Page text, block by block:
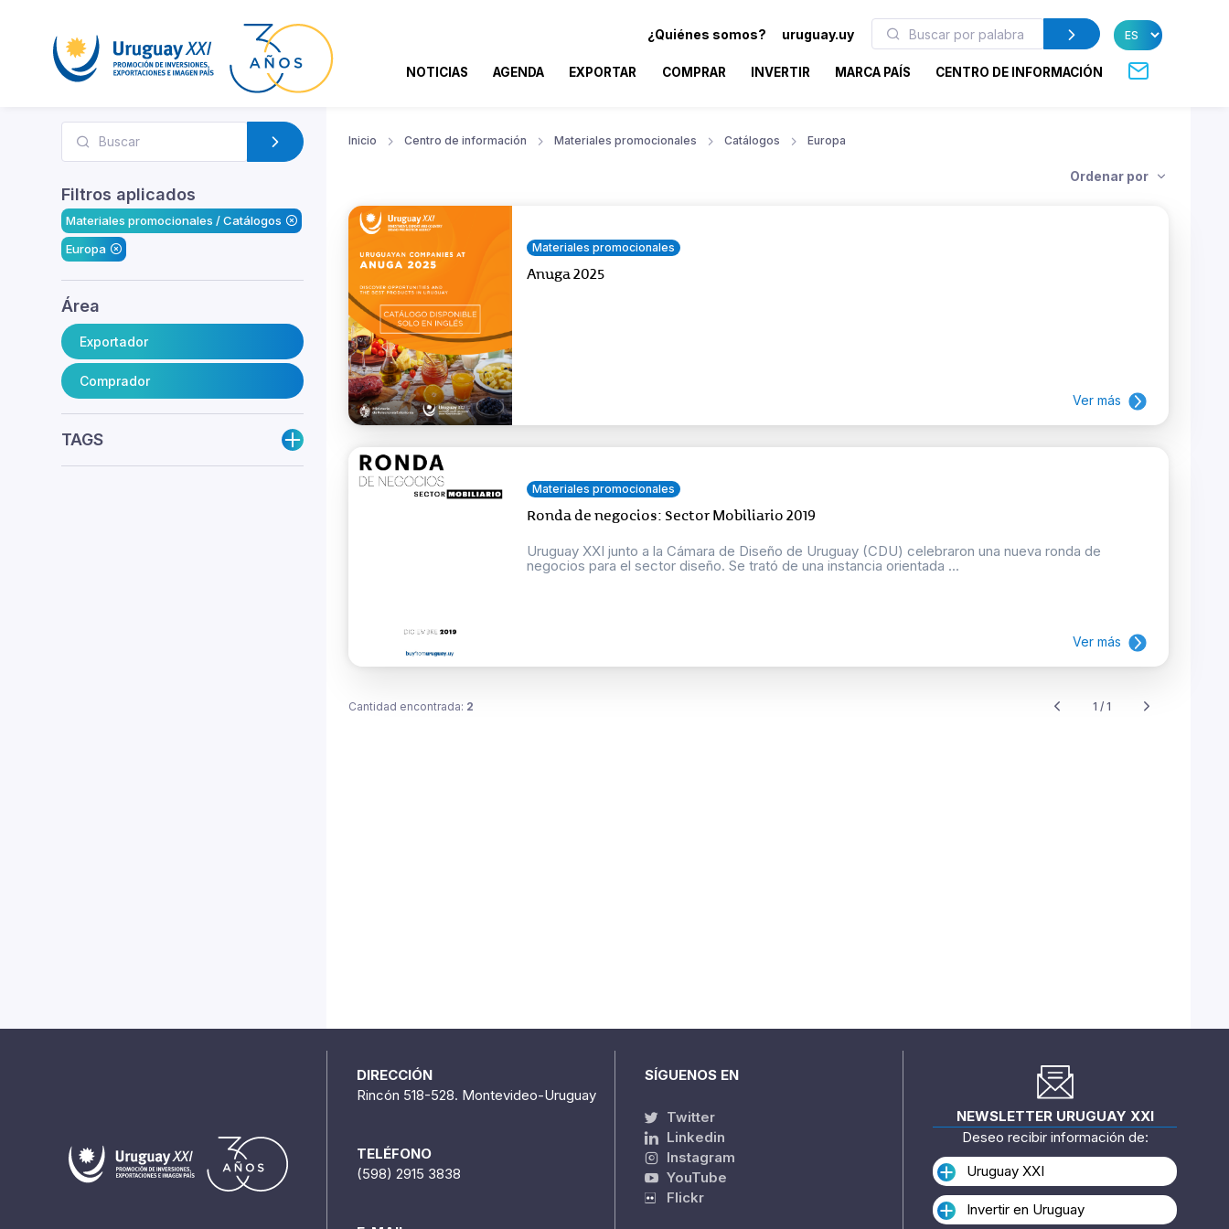
¿Quiénes somos? uruguay.uy
NOTICIAS AGENDA EXPORTAR COMPRAR INVERTIR MARCA PAÍS CENTRO DE INFORMACIÓN
Filtros aplicados
Materiales promocionales / Catálogos
Europa
Área
Exportador
Comprador
TAGS
Inicio Centro de información Materiales promocionales Catálogos Europa
Ordenar por
Materiales promocionales
Anuga 2025
Ver más
Materiales promocionales
Ronda de negocios: Sector Mobiliario 2019
Uruguay XXI junto a la Cámara de Diseño de Uruguay (CDU) celebraron una nueva ronda de
negocios para el sector diseño. Se trató de una instancia orientada ...
Ver más
Cantidad encontrada: 2 1 / 1
DIRECCIÓN
Rincón 518-528. Montevideo-Uruguay
TELÉFONO
(598) 2915 3838
SÍGUENOS EN
Twitter
Linkedin
Instagram
YouTube
Flickr
NEWSLETTER URUGUAY XXI
Deseo recibir información de:
Uruguay XXI
Invertir en Uruguay